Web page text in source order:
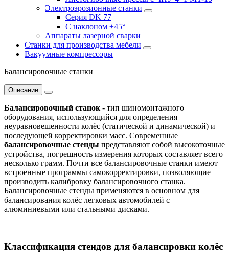
Электроэрозионные станки
Серия DK 77
С наклоном ±45°
Аппараты лазерной сварки
Станки для производства мебели
Вакуумные компрессоры
Балансировочные станки
Описание
Балансировочный станок - тип шиномонтажного
оборудования, использующийся для определения
неуравновешенности колёс (статической и динамической) и
последующей корректировки масс. Современные
балансировочные стенды представляют собой высокоточные
устройства, погрешность измерения которых составляет всего
несколько грамм. Почти все балансировочные станки имеют
встроенные программы самокорректировки, позволяющие
производить калибровку балансировочного станка.
Балансировочные стенды применяются в основном для
балансирования колёс легковых автомобилей с
алюминиевыми или стальными дисками.
Классификация стендов для балансировки колёс